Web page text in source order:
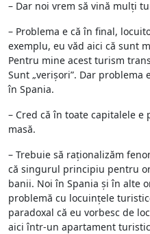
– Dar noi vrem să vină mulți
– Problema e că în final,
exemplu, eu văd aici că sunt
Pentru mine acest turism
Sunt „verișori”. Dar problema
în Spania.
– Cred că în toate capitalele
masă.
– Trebuie să raționalizăm
că singurul principiu pentru
banii. Noi în Spania și în alte
problemă cu locuințele
paradoxal că eu vorbesc de
aici într-un apartament